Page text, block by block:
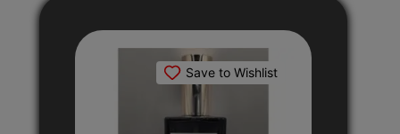
Save to Wishlist
το
προϊόν
έχει